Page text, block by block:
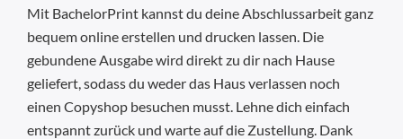
Mit BachelorPrint kannst du deine Abschlussarbeit ganz
bequem online erstellen und drucken lassen. Die
gebundene Ausgabe wird direkt zu dir nach Hause
geliefert, sodass du weder das Haus verlassen noch
einen Copyshop besuchen musst. Lehne dich einfach
entspannt zurück und warte auf die Zustellung. Dank